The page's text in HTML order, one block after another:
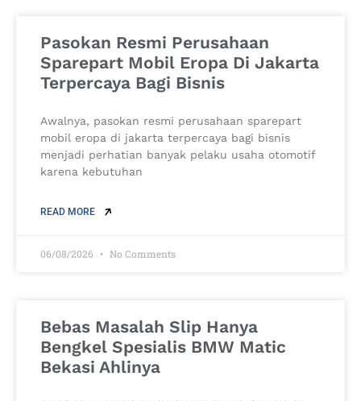
Pasokan Resmi Perusahaan
Sparepart Mobil Eropa Di Jakarta
Terpercaya Bagi Bisnis
Awalnya, pasokan resmi perusahaan sparepart
mobil eropa di jakarta terpercaya bagi bisnis
menjadi perhatian banyak pelaku usaha otomotif
karena kebutuhan
READ MORE
06/08/2026 No Comments
Bebas Masalah Slip Hanya
Bengkel Spesialis BMW Matic
Bekasi Ahlinya